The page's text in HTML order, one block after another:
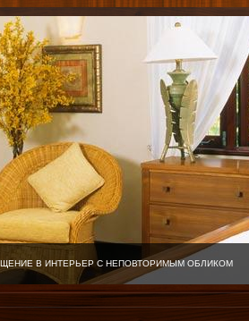
В ИНТЕРЬЕР С НЕПОВТОРИМЫМ ОБЛИКОМ